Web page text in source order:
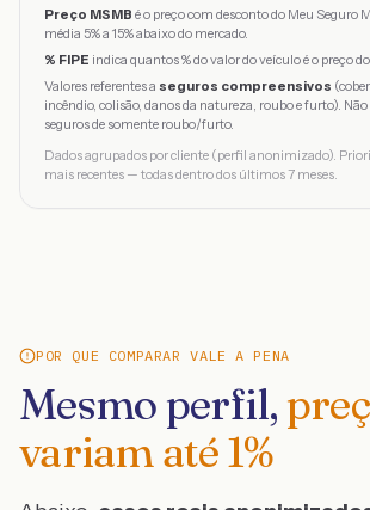
Preço MSMB é o preço com desconto do Meu Seguro
média 5% a 15% abaixo do mercado.
% FIPE indica quantos % do valor do veículo é o preço
Valores referentes a seguros compreensivos
incêndio, colisão, danos da natureza, roubo e furto).
seguros de somente roubo/furto.
Dados agrupados por cliente (perfil anonimizado).
mais recentes — todas dentro dos últimos 7 meses.
POR QUE COMPARAR VALE A PENA
Mesmo perfil,
variam até1%